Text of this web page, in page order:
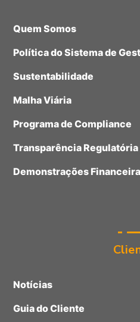
Quem Somos
Política do Sistema de
Sustentabilidade
Malha Viária
Programa de Compliance
Transparência Regulatória
Demonstrações
Notícias
Guia do Cliente